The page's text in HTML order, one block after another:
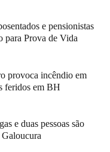
e pensionistas
para Prova de Vida
provoca incêndio em
feridos em BH
e duas pessoas são